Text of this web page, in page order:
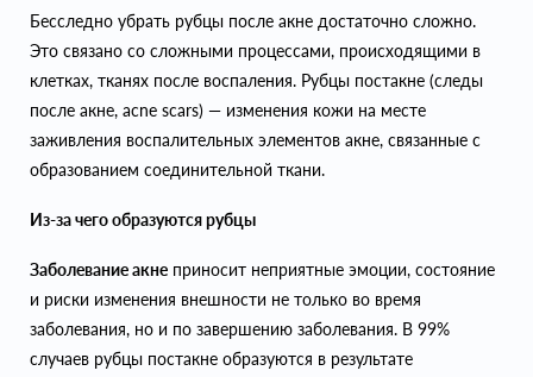
Бесследно убрать рубцы после акне достаточно сложно.
Это связано со сложными процессами, происходящими в
клетках, тканях после воспаления. Рубцы постакне (следы
после акне, acne scars) — изменения кожи на месте
заживления воспалительных элементов акне, связанные с
образованием соединительной ткани.
Из-за чего образуются рубцы
Заболевание акне приносит неприятные эмоции, состояние
и риски изменения внешности не только во время
заболевания, но и по завершению заболевания. В 99%
случаев рубцы постакне образуются в результате